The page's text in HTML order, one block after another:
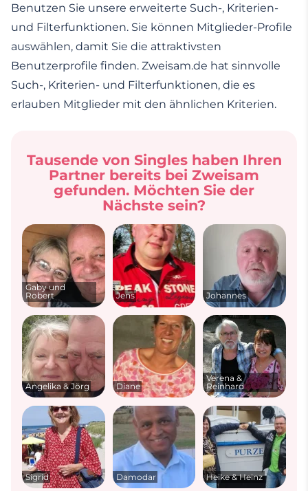
Benutzen Sie unsere erweiterte Such-, Kriterien-
und Filterfunktionen. Sie können Mitglieder-Profile
auswählen, damit Sie die attraktivsten
Benutzerprofile finden. Zweisam.de hat sinnvolle
Such-, Kriterien- und Filterfunktionen, die es
erlauben Mitglieder mit den ähnlichen Kriterien.
Tausende von Singles haben Ihren
Partner bereits bei Zweisam
gefunden. Möchten Sie der
Nächste sein?
Gaby und
Robert
Jens Johannes
Angelika & Jörg Diane
Verena &
Reinhard
Sigrid Damodar Heike & Heinz